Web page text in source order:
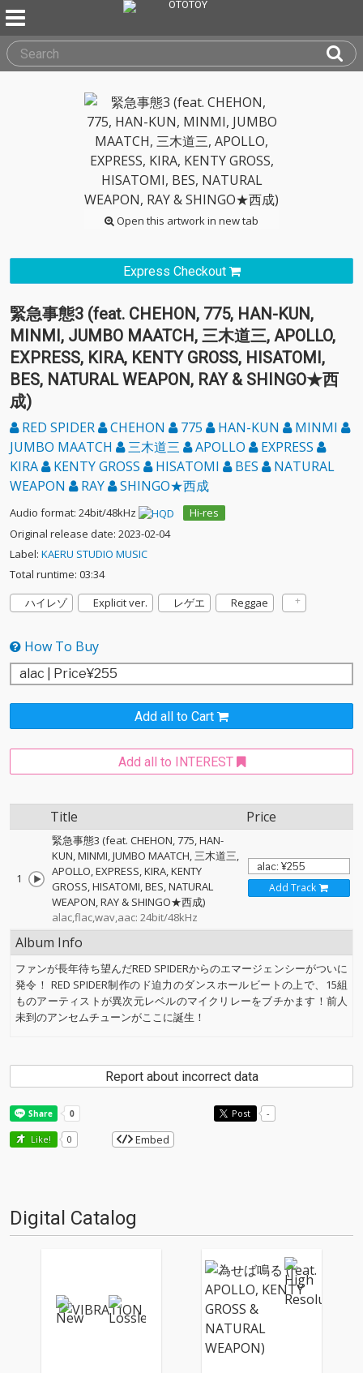
Open this artwork in new tab
Express Checkout
緊急事態3 (feat. CHEHON, 775, HAN-KUN,
MINMI, JUMBO MAATCH, 三木道三, APOLLO,
EXPRESS, KIRA, KENTY GROSS, HISATOMI,
BES, NATURAL WEAPON, RAY & SHINGO★西
成)
RED SPIDER CHEHON 775 HAN-KUN
MINMI
JUMBO MAATCH
三木道三 APOLLO
EXPRESS
KIRA
KENTY GROSS HISATOMI BES
NATURAL
WEAPON
RAY SHINGO★西成
Audio format: 24bit/48kHz
Hi-res
Original release date: 2023-02-04
Label: KAERU STUDIO MUSIC
Total runtime: 03:34
ハイレゾ
Explicit ver. レゲエ Reggae
How To Buy
Add all to Cart
Add all to INTEREST
Title Price
1
緊急事態3 (feat. CHEHON, 775, HAN-
KUN, MINMI, JUMBO MAATCH, 三木道三,
APOLLO, EXPRESS, KIRA, KENTY
GROSS, HISATOMI, BES, NATURAL
WEAPON, RAY & SHINGO★西成)
alac,flac,wav,aac: 24bit/48kHz
Add Track
Album Info
ファンが長年待ち望んだRED SPIDERからのエマージェンシーがついに
発令！ RED SPIDER制作のド迫力のダンスホールビートの上で、15組
ものアーティストが異次元レベルのマイクリレーをブチかます！前人
未到のアンセムチューンがここに誕生！
Report about incorrect data
Post -
Like! 0 Embed
Digital Catalog